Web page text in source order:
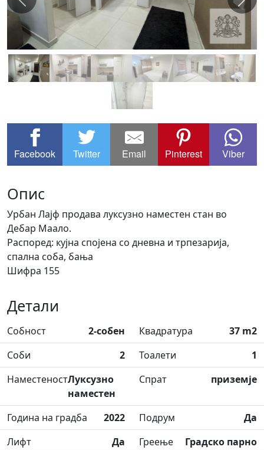
Facebook Twitter Email Pinterest Viber
Опис
Урбан Лајф продава луксузно наместен стан во
Дебар Маало.
Распоред: кујна спојена со дневна и трпезарија,
спална соба, бања
Шифра 155
Детали
Собност 2-собен Квадратура
37 m2
Соби
2 Тоалети
1
НаместеностЛуксузно
наместен
Спрат приземје
Година на градба 2022 Подрум
Да
Лифт
Да Греење
Градско парно